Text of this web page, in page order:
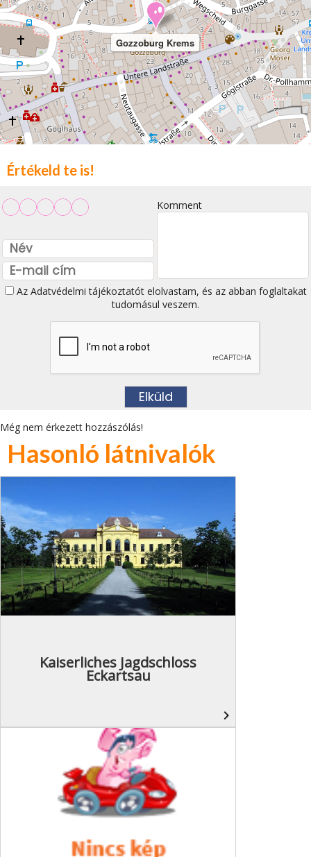
Gozzoburg Krems
Értékeld te is!
Komment
Az Adatvédelmi tájékoztatótelolvastam, és az abban foglaltakat
tudomásul veszem.
Még nem érkezett hozzászólás!
Hasonló látnivalók
Kaiserliches Jagdschloss
Eckartsau
navigate_next